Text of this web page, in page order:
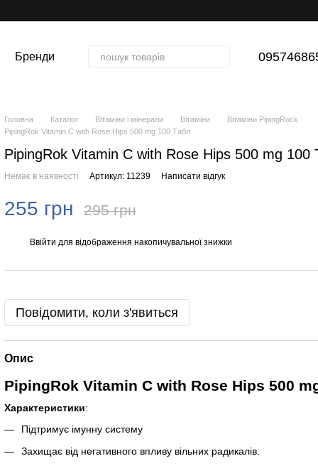
Бренди
Головна Каталог Вітаміни і мінерали Вітаміни
Вітаміни PipingRock
PipingRok Vitamin C with Rose Hips 500 mg 100 Табл
PipingRok Vitamin C with Rose Hips 500 mg 100
Немає в наявності Артикул: 11239 Написати відгук
255 грн 295 грн
Ввійти для відображення накопичувальної знижки
Повідомити, коли з'явиться
Опис
PipingRok Vitamin C with Rose Hips 500
Характеристики:
Підтримує імунну систему
Захищає від негативного впливу вільних радикалів.